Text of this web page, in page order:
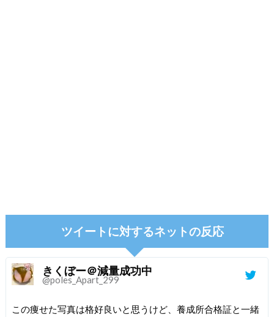
ツイートに対するネットの反応
きくぼー＠減量成功中
@poles_Apart_299
この痩せた写真は格好良いと思うけど、養成所合格証と一緒